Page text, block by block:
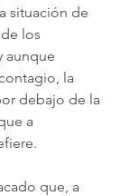
situación de
los
aunque
la
debajo de la
a
que, a